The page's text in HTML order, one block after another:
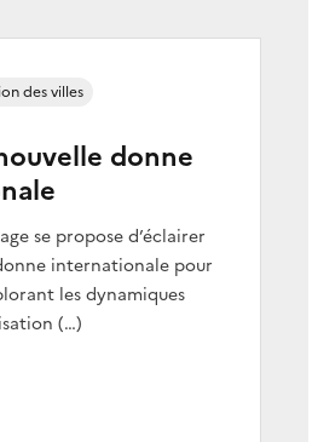
donne
se propose d’éclairer
internationale pour
les dynamiques
(…)
des villes